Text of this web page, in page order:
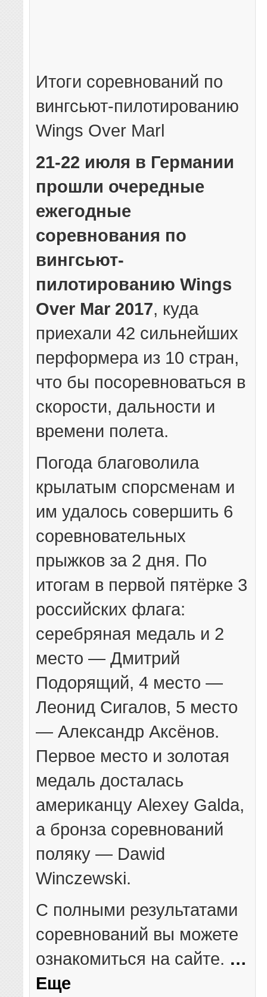
Итоги соревнований по
вингсьют-пилотированию
Wings Over Marl
21-22 июля в Германии
прошли очередные
ежегодные
соревнования по
вингсьют-
пилотированию Wings
Over Mar 2017, куда
приехали 42 сильнейших
перформера из 10 стран,
что бы посоревноваться в
скорости, дальности и
времени полета.
Погода благоволила
крылатым спорсменам и
им удалось совершить 6
соревновательных
прыжков за 2 дня. По
итогам в первой пятёрке 3
российских флага:
серебряная медаль и 2
место — Дмитрий
Подорящий, 4 место —
Леонид Сигалов, 5 место
— Александр Аксёнов.
Первое место и золотая
медаль досталась
американцу Alexey Galda,
а бронза соревнований
поляку — Dawid
Winczewski.
С полными результатами
соревнований вы можете
ознакомиться на сайте. …
Еще